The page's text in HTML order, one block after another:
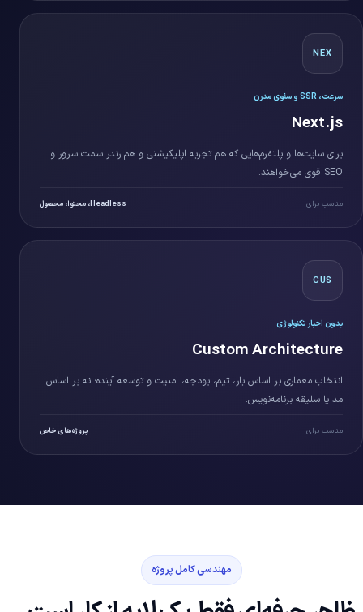
NEX
سرعت، SSR و سئوی مدرن
Next.js
برای سایت‌ها و پلتفرم‌هایی که هم تجربه اپلیکیشنی و هم رندر سمت سرور و
SEO قوی می‌خواهند.
مناسب برای Headless، محتوا، محصول
CUS
بدون اجبار تکنولوژی
Custom Architecture
انتخاب معماری بر اساس بار، تیم، بودجه، امنیت و توسعه آینده؛ نه بر اساس
مد یا سلیقه برنامه‌نویس.
مناسب برای پروژه‌های خاص
مهندسی کامل پروژه